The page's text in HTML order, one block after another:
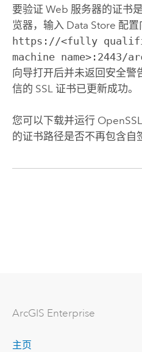
要验证 Web 服务器的证书
览器，输入 Data Store 配
https://<fully
machine name>:2443/
向导打开后并未返回安全警
信的 SSL 证书已更新成功。
您可以下载并运行 OpenSSL
的证书路径是否不再包含自
ArcGIS Enterprise
主页